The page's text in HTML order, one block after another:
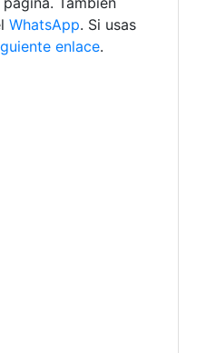
WhatsApp. Si usas
enlace.